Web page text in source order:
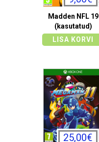
Madden NFL 19
(kasutatud)
LISA KORVI
25,00€